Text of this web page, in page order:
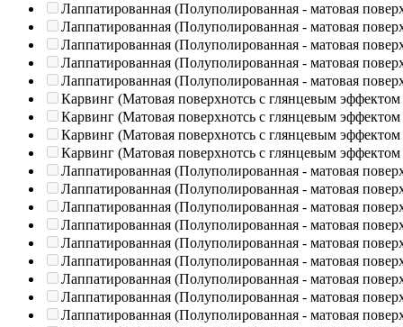
Лаппатированная (Полуполированная - матовая
Лаппатированная (Полуполированная - матовая
Лаппатированная (Полуполированная - матовая
Лаппатированная (Полуполированная - матовая
Лаппатированная (Полуполированная - матовая
Карвинг (Матовая поверхнотсь с глянцевым эффектом
Карвинг (Матовая поверхнотсь с глянцевым эффектом
Карвинг (Матовая поверхнотсь с глянцевым эффектом
Карвинг (Матовая поверхнотсь с глянцевым эффектом
Лаппатированная (Полуполированная - матовая
Лаппатированная (Полуполированная - матовая
Лаппатированная (Полуполированная - матовая
Лаппатированная (Полуполированная - матовая
Лаппатированная (Полуполированная - матовая
Лаппатированная (Полуполированная - матовая
Лаппатированная (Полуполированная - матовая
Лаппатированная (Полуполированная - матовая
Лаппатированная (Полуполированная - матовая